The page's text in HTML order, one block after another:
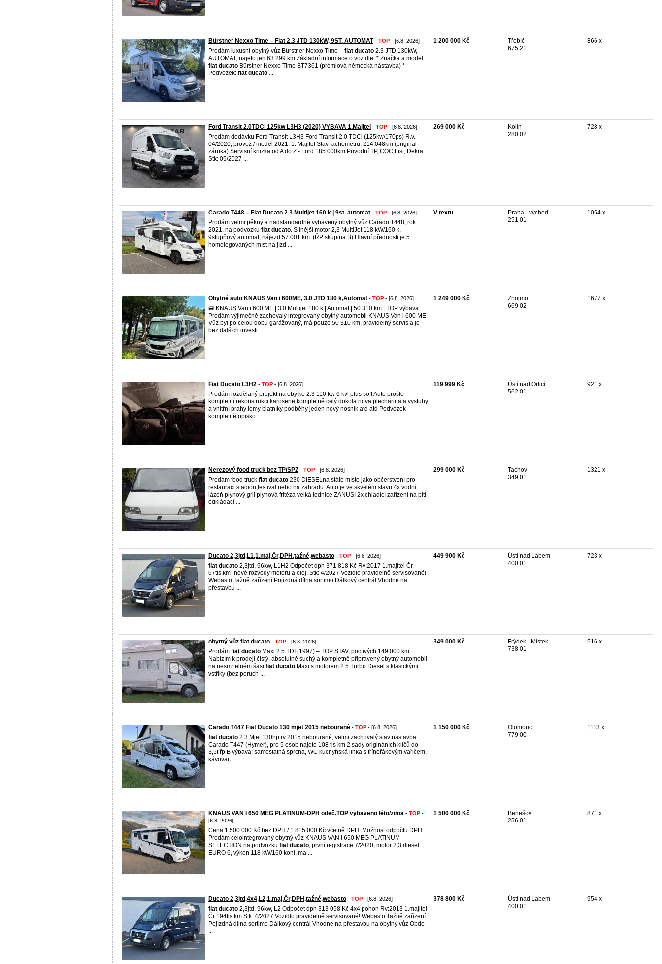
Bürstner Nexxo Time – Fiat 2.3 JTD 130kW, 9ST. AUTOMAT- TOP - [6.8. 2026]
Prodám luxusní obytný vůz Bürstner Nexxo Time – fiat ducato 2.3 JTD 130kW,
AUTOMAT, najeto jen 63 299 km Základní informace o vozidle: * Značka a model:
fiat ducato Bürstner Nexxo Time BT7361 (prémiová německá nástavba) *
Podvozek: fiat ducato ...
1 200 000 Kč
Třebíč
675 21
866 x
Ford Transit 2.0TDCi 125kw L3H3 (2020) VYBAVA 1.Majitel - TOP - [6.8. 2026]
Prodám dodávku Ford Transit L3H3 Ford Transit 2.0 TDCi (125kw/170ps) R.v.
04/2020, provoz / model 2021. 1. Majitel Stav tachometru: 214.048km (original-
záruka) Servisní knizka od A do Z - Ford 185.000km Původní TP, COC List, Dekra.
Stk: 05/2027 ...
269 000 Kč
Kolín
280 02
728 x
Carado T448 – Fiat Ducato 2.3 Multijet 160 k | 9st. automat - TOP - [6.8. 2026]
Prodám velmi pěkný a nadstandardně vybavený obytný vůz Carado T448, rok
2021, na podvozku fiat ducato. Silnější motor 2,3 MultiJet 118 kW/160 k,
9stupňový automat, nájezd 57 001 km. (ŘP skupina B) Hlavní předností je 5
homologovaných míst na jízd ...
V textu
Praha - východ
251 01
1054 x
Obytné auto KNAUS Van i 600ME, 3.0 JTD 180 k,Automat - TOP - [6.8. 2026]
🚐 KNAUS Van i 600 ME | 3.0 Multijet 180 k | Automat | 50 310 km | TOP výbava
Prodám výjimečně zachovalý integrovaný obytný automobil KNAUS Van i 600 ME.
Vůz byl po celou dobu garážovaný, má pouze 50 310 km, pravidelný servis a je
bez dalších investi ...
1 249 000 Kč
Znojmo
669 02
1677 x
Fiat Ducato L3H2 - TOP - [6.8. 2026]
Prodám rozdělaný projekt na obytko 2.3 110 kw 6 kvl plus soft Auto prošlo
kompletní rekonstrukci karoserie kompletně celý dokola nova plecharina a vystuhy
a vnitřní prahy lemy blatníky podběhy jeden nový nosník atd atd Podvozek
kompletně opisko ...
119 999 Kč
Ústí nad Orlicí
562 01
921 x
Nerezový food truck bez TP/SPZ - TOP - [6.8. 2026]
Prodám food truck fiat ducato 230 DIESELna stálé místo jako občerstvení pro
restauraci stadion,festival nebo na zahradu. Auto je ve skvělém stavu 4x vodní
lázeň plynový gril plynová fritéza velká lednice ZANUSI 2x chladící zařízení na pití
odkládací ...
299 000 Kč
Tachov
349 01
1321 x
Ducato 2,3jtd,L1,1.maj.Čr,DPH,tažné,webasto - TOP - [6.8. 2026]
fiat ducato 2,3jtd, 96kw, L1H2 Odpočet dph 371 818 Kč Rv:2017 1.majitel Čr
67tis.km- nové rozvody motoru a olej. Stk: 4/2027 Vozidlo pravidelně servisované!
Webasto Tažně zařízení Pojízdná dílna sortimo Dálkový centrál Vhodne na
přestavbu ...
449 900 Kč
Ústí nad Labem
400 01
723 x
obytný vůz fiat ducato - TOP - [6.8. 2026]
Prodám fiat ducato Maxi 2.5 TDI (1997) – TOP STAV, poctivých 149 000 km.
Nabízím k prodeji čistý, absolutně suchý a kompletně připravený obytný automobil
na nesmrtelném šasi fiat ducato Maxi s motorem 2.5 Turbo Diesel s klasickými
vstřiky (bez poruch ...
349 000 Kč
Frýdek - Místek
738 01
516 x
Carado T447 Fiat Ducato 130 mjet 2015 nebourané - TOP - [6.8. 2026]
fiat ducato 2.3 Mjet 130hp rv 2015 nebourané, velmi zachovalý stav nástavba
Carado T447 (Hymer), pro 5 osob najeto 108 tis km 2 sady origináních klíčů do
3,5t řp B výbava: samostatná sprcha, WC kuchyňská linka s tříhořákovým vařičem,
kávovar, ...
1 150 000 Kč
Olomouc
779 00
1113 x
KNAUS VAN I 650 MEG PLATINUM-DPH odeč.TOP vybaveno léto/zima - TOP -
[6.8. 2026]
Cena 1 500 000 Kč bez DPH / 1 815 000 Kč včetně DPH. Možnost odpočtu DPH.
Prodám celointegrovaný obytný vůz KNAUS VAN I 650 MEG PLATINUM
SELECTION na podvozku fiat ducato, první registrace 7/2020, motor 2,3 diesel
EURO 6, výkon 118 kW/160 koní, ma ...
1 500 000 Kč
Benešov
256 01
871 x
Ducato 2,3jtd,4x4,L2,1.maj.Čr,DPH,tažné,webasto - TOP - [6.8. 2026]
fiat ducato 2,3jtd, 96kw, L2 Odpočet dph 313 058 Kč 4x4 pohon Rv:2013 1.majitel
Čr 194tis.km Stk: 4/2027 Vozidlo pravidelně servisované! Webasto Tažně zařízení
Pojízdná dílna sortimo Dálkový centrál Vhodne na přestavbu na obytný vůz Obdo
...
378 800 Kč
Ústí nad Labem
400 01
954 x